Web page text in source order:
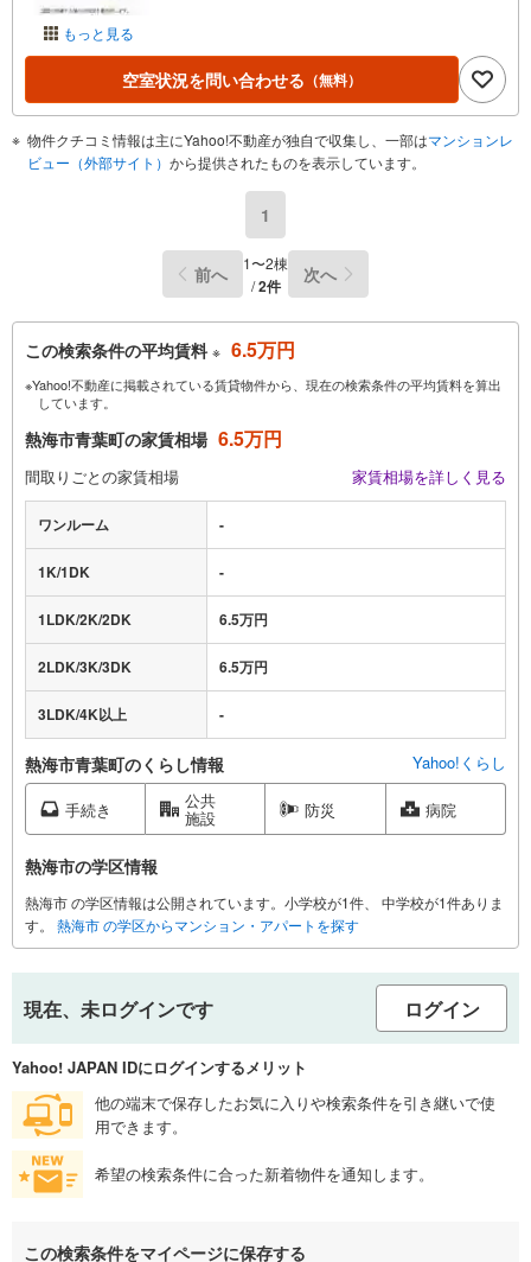
もっと見る
空室状況を問い合わせる （無料）
物件クチコミ情報は主にYahoo!不動産が独自で収集し、一部はマンションレ
ビュー（外部サイト） から提供されたものを表示しています。
1
前へ
1〜2棟
/2件 次へ
この検索条件の平均賃料 ※ 6.5万円
※Yahoo!不動産に掲載されている賃貸物件から、現在の検索条件の平均賃料を算出
しています。
熱海市青葉町の家賃相場 6.5万円
間取りごとの家賃相場 家賃相場を詳しく見る
ワンルーム -
1K/1DK -
1LDK/2K/2DK 6.5万円
2LDK/3K/3DK 6.5万円
3LDK/4K以上 -
熱海市青葉町のくらし情報 Yahoo!くらし
手続き 公共
施設 防災 病院
熱海市の学区情報
熱海市 の学区情報は公開されています。小学校が1件、 中学校が1件ありま
す。
熱海市 の学区からマンション・アパートを探す
現在、未ログインです ログイン
Yahoo! JAPAN IDにログインするメリット
他の端末で保存したお気に入りや検索条件を引き継いで使
用できます。
希望の検索条件に合った新着物件を通知します。
この検索条件をマイページに保存する